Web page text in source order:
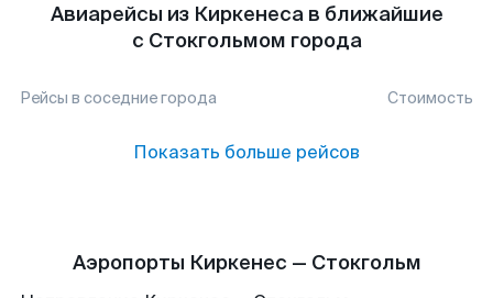
Авиарейсы из Киркенеса в ближайшие
с Стокгольмом города
Рейсы в соседние города Стоимость
Показать больше рейсов
Аэропорты Киркенес — Стокгольм